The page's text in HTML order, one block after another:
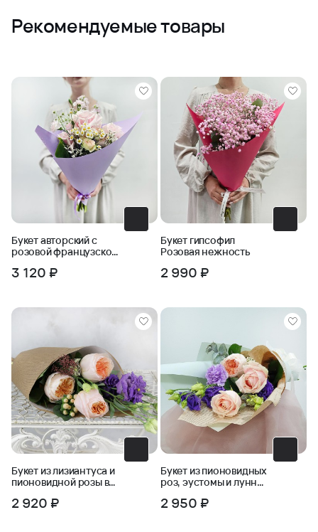
Рекомендуемые товары
Букет авторский с
розовой французской
3 120 ₽
Букет гипсофил
Розовая нежность
2 990 ₽
Букет из лизиантуса и
пионовидной розы в
2 920 ₽
Букет из пионовидных
роз, эустомы и лунной
2 950 ₽